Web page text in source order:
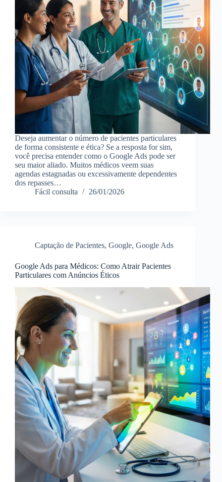
Deseja aumentar o número de pacientes particulares
de forma consistente e ética? Se a resposta for sim,
você precisa entender como o Google Ads pode ser
seu maior aliado. Muitos médicos veem suas
agendas estagnadas ou excessivamente dependentes
dos repasses…
Fácil consulta
26/01/2026
Captação de Pacientes, Google, Google Ads
Google Ads para Médicos: Como Atrair Pacientes
Particulares com Anúncios Éticos